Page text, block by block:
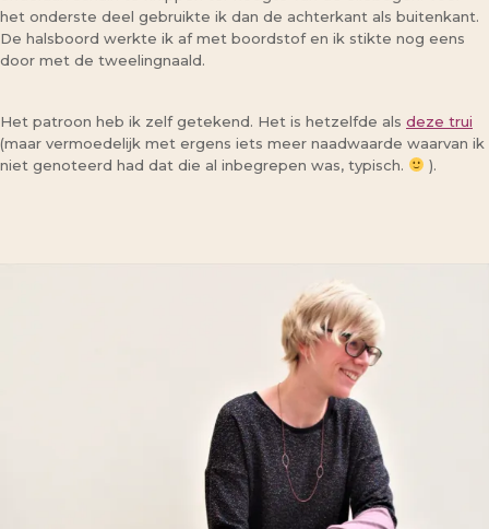
het onderste deel gebruikte ik dan de achterkant als buitenkant.
De halsboord werkte ik af met boordstof en ik stikte nog eens
door met de tweelingnaald.
Het patroon heb ik zelf getekend. Het is hetzelfde als deze trui
(maar vermoedelijk met ergens iets meer naadwaarde waarvan ik
niet genoteerd had dat die al inbegrepen was, typisch.
).